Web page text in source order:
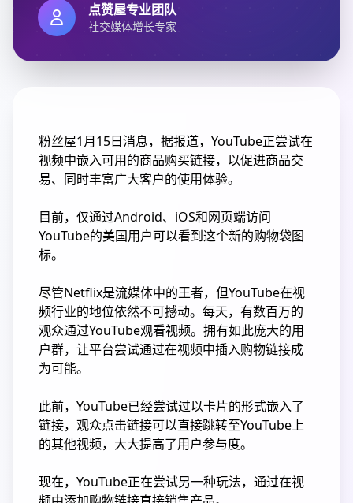
点赞屋专业团队
社交媒体增长专家
粉丝屋1月15日消息，据报道，YouTube正尝试在
视频中嵌入可用的商品购买链接，以促进商品交
易、同时丰富广大客户的使用体验。
目前，仅通过Android、iOS和网页端访问
YouTube的美国用户可以看到这个新的购物袋图
标。
尽管Netflix是流媒体中的王者，但YouTube在视
频行业的地位依然不可撼动。每天，有数百万的
观众通过YouTube观看视频。拥有如此庞大的用
户群，让平台尝试通过在视频中插入购物链接成
为可能。
此前，YouTube已经尝试过以卡片的形式嵌入了
链接，观众点击链接可以直接跳转至YouTube上
的其他视频，大大提高了用户参与度。
现在，YouTube正在尝试另一种玩法，通过在视